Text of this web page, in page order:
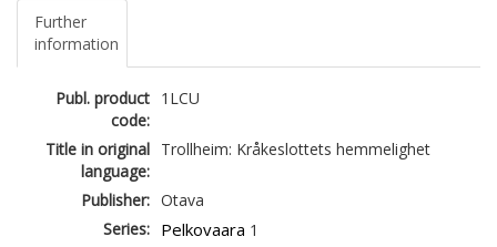
Further
information
Publ. product
code:
1LCU
Title in original
language:
Trollheim: Kråkeslottets hemmelighet
Publisher: Otava
Series: Pelkovaara 1